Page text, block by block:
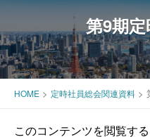
第9期
HOME > 定時社員総会関連資料 >
このコンテンツを閲覧す